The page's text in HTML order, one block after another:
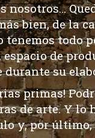
nosotros…
bien, de la
tenemos todo
de
durante su
primas!
de arte. Y lo
y, por